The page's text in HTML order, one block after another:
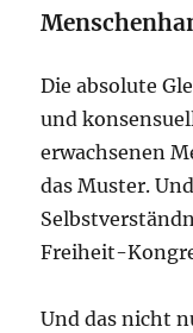
Die absolute
und
erwachsenen
das Muster.
Freiheit-
Und das nicht